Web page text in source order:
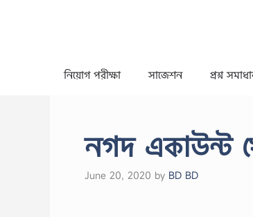
নিয়োগ পরীক্ষা সাজেশন প্রশ্ন
নগদ একাউন্ট
June 20, 2020 by BD BD